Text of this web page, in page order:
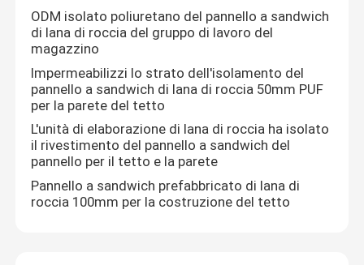
ODM isolato poliuretano del pannello a sandwich
di lana di roccia del gruppo di lavoro del
magazzino
Impermeabilizzi lo strato dell'isolamento del
pannello a sandwich di lana di roccia 50mm PUF
per la parete del tetto
L'unità di elaborazione di lana di roccia ha isolato
il rivestimento del pannello a sandwich del
pannello per il tetto e la parete
Pannello a sandwich prefabbricato di lana di
roccia 100mm per la costruzione del tetto